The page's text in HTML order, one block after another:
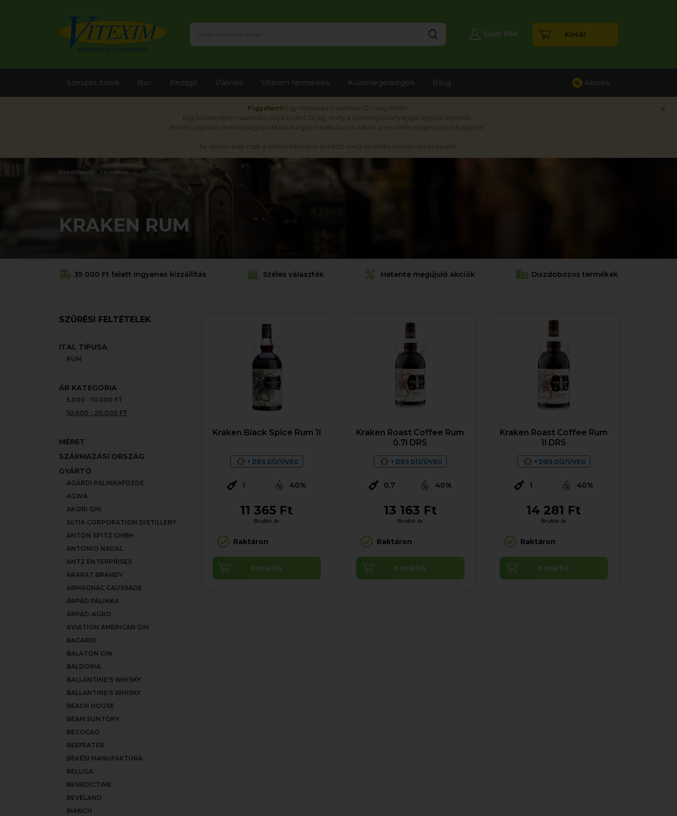
Figyelem! Egy rendelés maximum 12 üveg lehet!
Egy küldemény maximális súlya bruttó 20 kg, mely a csomagolóanyaggal együtt értendő.
Ennél nagyobb mennyiség leadásánál egyéni kalkulációt adunk a rendelés nagyságától függően.
Az akciós árak csak a weboldalunkon leadott megrendelés esetén érvényesek!
Saját fiók Kosár
Szeszes italok Bor Pezsgő Pálinka Vitexim termékek Különlegességek Blog % Akciók
Kezdőlap Termékek Kraken Rum
KRAKEN RUM
35 000 Ft felett ingyenes kiszállítás Széles választék Hetente megújuló akciók Diszdobozos termékek
SZŰRÉSI FELTÉTELEK
ITAL TÍPUSA
RUM
ÁR KATEGÓRIA
5.000 - 10.000 FT
10.000 - 20.000 FT
MÉRET
SZÁRMAZÁSI ORSZÁG
GYÁRTÓ
AGÁRDI PÁLINKAFŐZDE
AGWA
AKORI GIN
ALTIA CORPORATION DISTILLERY
ANTON SPITZ GMBH
ANTONIO NADAL
ANTZ ENTERPRISES
ARARAT BRANDY
ARMAGNAC CAUSSADE
ÁRPÁD PÁLINKA
ÁRPÁD-AGRO
AVIATION AMERICAN GIN
BACARDI
BALATON GIN
BALDORIA
BALLANTINE'S WHISKY
BALLANTINE'S WHISKY
BEACH HOUSE
BEAM SUNTORY
BECOCAO
BEEFEATER
BÉKÉSI MANUFAKTÚRA
BELUGA
BENEDICTINE
BEVELAND
BIANCH
Kraken Black Spice Rum 1l
+ DRS DÍJ/ÜVEG
1 40%
11 365 Ft
Bruttó ár
Raktáron
Kosárba
Kraken Roast Coffee Rum
0.7l DRS
+ DRS DÍJ/ÜVEG
0,7 40%
13 163 Ft
Bruttó ár
Raktáron
Kosárba
Kraken Roast Coffee Rum
1l DRS
+ DRS DÍJ/ÜVEG
1 40%
14 281 Ft
Bruttó ár
Raktáron
Kosárba